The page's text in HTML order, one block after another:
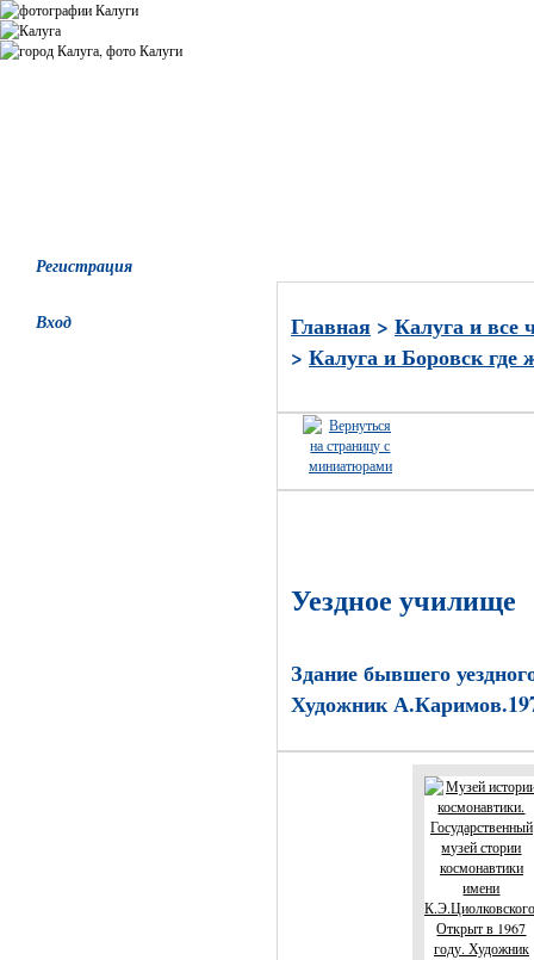
Регистрация
Вход Главная > Калуга и все
> Калуга и Боровск
Уездное училище
Здание бывшего
Художник